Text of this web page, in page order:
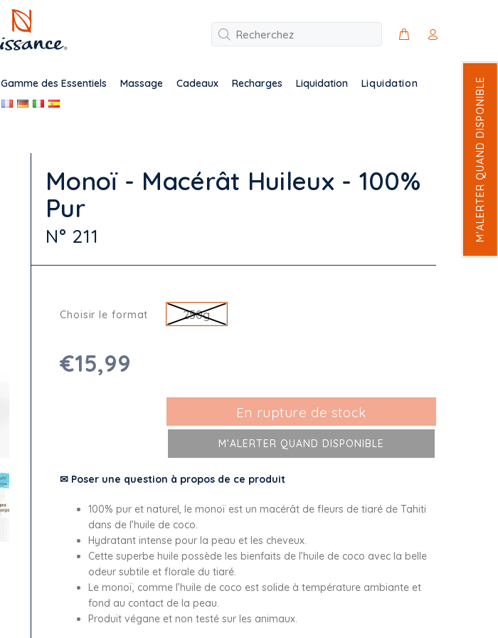
M'ALERTER QUAND DISPONIBLE
Gamme des Essentiels Massage Cadeaux Recharges Liquidation Liquidation
Monoï - Macérât Huileux - 100%
Pur
N° 211
Choisir le format 250g
€15,99
En rupture de stock
M'ALERTER QUAND DISPONIBLE
✉ Poser une question à propos de ce produit
100% pur et naturel, le monoï est un macérât de fleurs de tiaré de Tahiti
dans de l’huile de coco.
Hydratant intense pour la peau et les cheveux.
Cette superbe huile possède les bienfaits de l’huile de coco avec la belle
odeur subtile et florale du tiaré.
Le monoï, comme l’huile de coco est solide à température ambiante et
fond au contact de la peau.
Produit végane et non testé sur les animaux.